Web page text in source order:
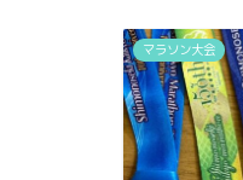
マラソン大会